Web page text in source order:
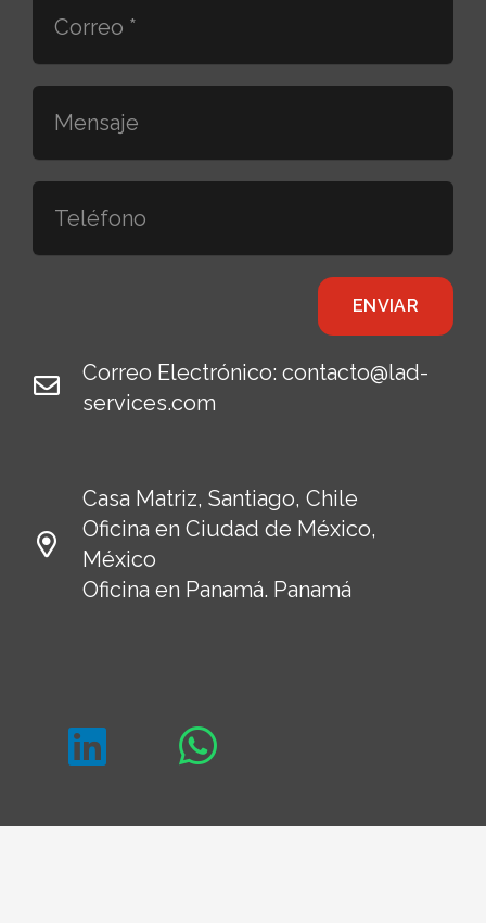
ENVIAR
Correo Electrónico: contacto@lad-
services.com
Casa Matriz, Santiago, Chile
Oficina en Ciudad de México,
México
Oficina en Panamá. Panamá